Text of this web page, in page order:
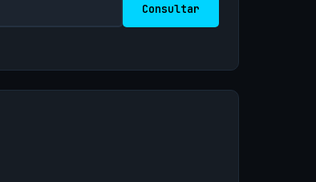
Consultar